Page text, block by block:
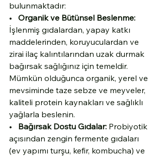
bulunmaktadır:
• Organik ve Bütünsel Beslenme:
İşlenmiş gıdalardan, yapay katkı
maddelerinden, koruyuculardan ve
zirai ilaç kalıntılarından uzak durmak
bağırsak sağlığınız için temeldir.
Mümkün olduğunca organik, yerel ve
mevsiminde taze sebze ve meyveler,
kaliteli protein kaynakları ve sağlıklı
yağlarla beslenin.
• Bağırsak Dostu Gıdalar: Probiyotik
açısından zengin fermente gıdaları
(ev yapımı turşu, kefir, kombucha) ve